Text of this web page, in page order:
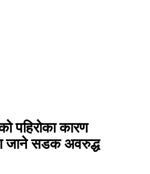
पहिरोका कारण
जाने सडक अवरुद्ध